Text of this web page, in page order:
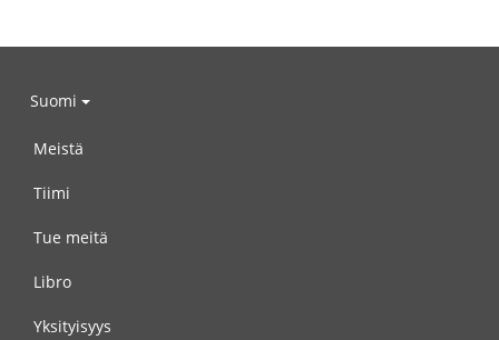
Suomi
Meistä
Tiimi
Tue meitä
Libro
Yksityisyys